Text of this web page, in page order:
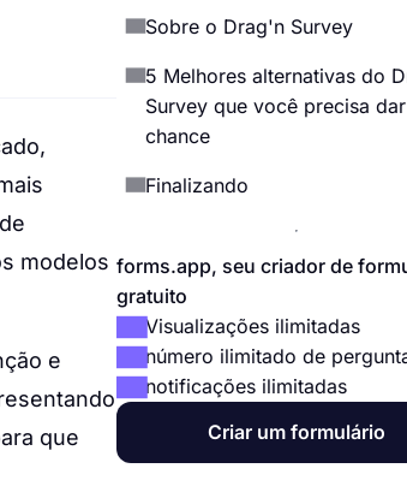
modelos
e
que
Sobre o Drag'n Survey
5 Melhores alternativas do
Survey que você precisa
chance
Finalizando
forms.app, seu criador de
gratuito
Visualizações ilimitadas
número ilimitado de
notificações ilimitadas
Criar um formulário